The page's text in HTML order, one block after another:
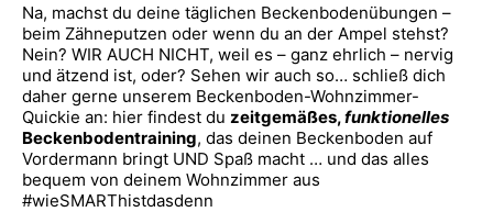
Na, machst du deine täglichen Beckenbodenübungen –
beim Zähneputzen oder wenn du an der Ampel stehst?
Nein? WIR AUCH NICHT, weil es – ganz ehrlich – nervig
und ätzend ist, oder? Sehen wir auch so… schließ dich
daher gerne unserem Beckenboden-Wohnzimmer-
Quickie an: hier findest du zeitgemäßes,funktionelles
Beckenbodentraining, das deinen Beckenboden auf
Vordermann bringt UND Spaß macht … und das alles
bequem von deinem Wohnzimmer aus
#wieSMARThistdasdenn